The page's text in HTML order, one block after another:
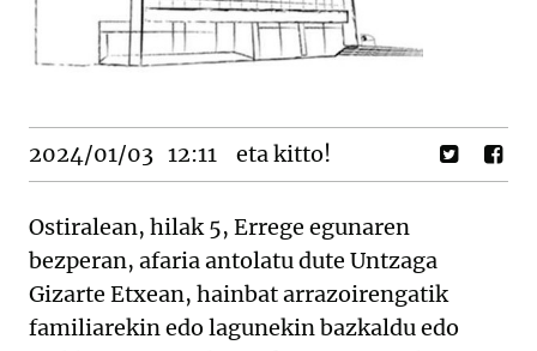
2024/01/03 12:11 eta kitto!
Ostiralean, hilak 5, Errege egunaren
bezperan, afaria antolatu dute Untzaga
Gizarte Etxean, hainbatarrazoirengatik
familiarekinedo lagunekinbazkaldu edo